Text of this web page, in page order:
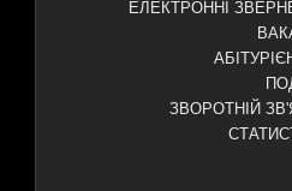
ЕЛЕКТРОННІ
ЗВОРОТНІЙ